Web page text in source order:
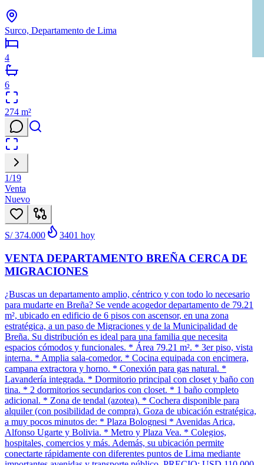
Surco, Departamento de Lima
4
6
274 m²
1/19
Venta
Nuevo
S/ 374.000 3401 hoy
VENTA DEPARTAMENTO BREÑA CERCA DE
MIGRACIONES
¿Buscas un departamento amplio, céntrico y con todo lo necesario
para mudarte en Breña? Se vende acogedor departamento de 79.21
m², ubicado en edificio de 6 pisos con ascensor, en una zona
estratégica, a un paso de Migraciones y de la Municipalidad de
Breña. Su distribución es ideal para una familia que necesita
espacios cómodos y funcionales. * Área 79.21 m². * 3er piso, vista
interna. * Amplia sala-comedor. * Cocina equipada con encimera,
campana extractora y horno. * Conexión para gas natural. *
Lavandería integrada. * Dormitorio principal con closet y baño con
tina. * 2 dormitorios secundarios con closet. * 1 baño completo
adicional. * Zona de tendal (azotea). * Cochera disponible para
alquiler (con posibilidad de compra). Goza de ubicación estratégica,
a muy pocos minutos de: * Plaza Bolognesi * Avenidas Arica,
Alfonso Ugarte y Bolivia. * Metro y Plaza Vea. * Colegios,
hospitales, comercios y más. Además, su ubicación permite
conectarte rápidamente con diferentes puntos de Lima mediante